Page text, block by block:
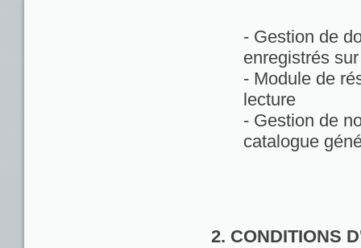
- Gestion de
enregistrés
- Module de
lecture
- Gestion de
catalogue
2. CONDITIONS